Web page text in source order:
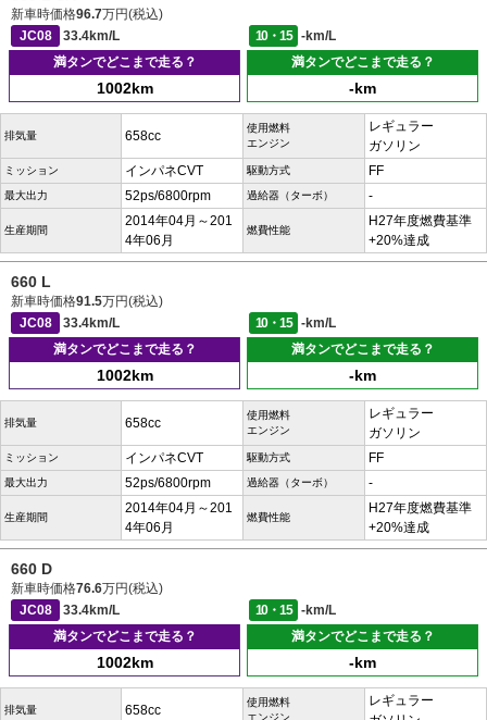
新車時価格96.7万円(税込)
JC08
33.4km/L 10・15
-km/L
満タンでどこまで走る？
1002km
満タンでどこまで走る？
-km
排気量 658cc
使用燃料
エンジン
レギュラー
ガソリン
ミッション インパネCVT 駆動方式 FF
最大出力 52ps/6800rpm 過給器（ターボ） -
生産期間
2014年04月～201
4年06月
燃費性能
H27年度燃費基準
+20%達成
660 L
新車時価格91.5万円(税込)
JC08
33.4km/L 10・15
-km/L
満タンでどこまで走る？
1002km
満タンでどこまで走る？
-km
排気量 658cc
使用燃料
エンジン
レギュラー
ガソリン
ミッション インパネCVT 駆動方式 FF
最大出力 52ps/6800rpm 過給器（ターボ） -
生産期間
2014年04月～201
4年06月
燃費性能
H27年度燃費基準
+20%達成
660 D
新車時価格76.6万円(税込)
JC08
33.4km/L 10・15
-km/L
満タンでどこまで走る？
1002km
満タンでどこまで走る？
-km
排気量 658cc
使用燃料
エンジン
レギュラー